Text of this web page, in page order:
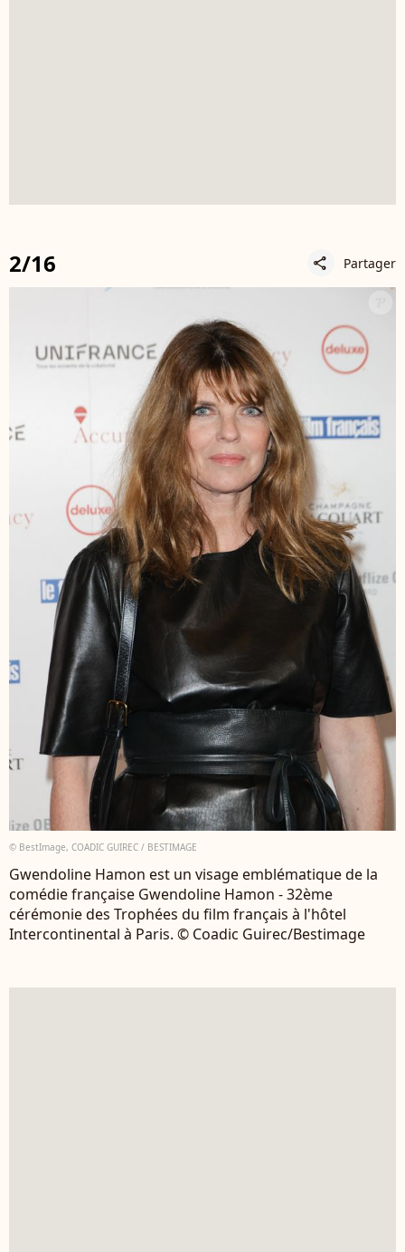
2/16 share Partager
© BestImage, COADIC GUIREC / BESTIMAGE
Gwendoline Hamon est un visage emblématique de la
comédie française Gwendoline Hamon - 32ème
cérémonie des Trophées du film français à l'hôtel
Intercontinental à Paris. © Coadic Guirec/Bestimage